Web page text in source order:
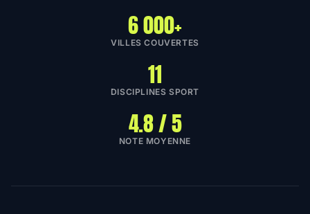
6 000+
VILLES COUVERTES
11
DISCIPLINES SPORT
4.8 / 5
NOTE MOYENNE